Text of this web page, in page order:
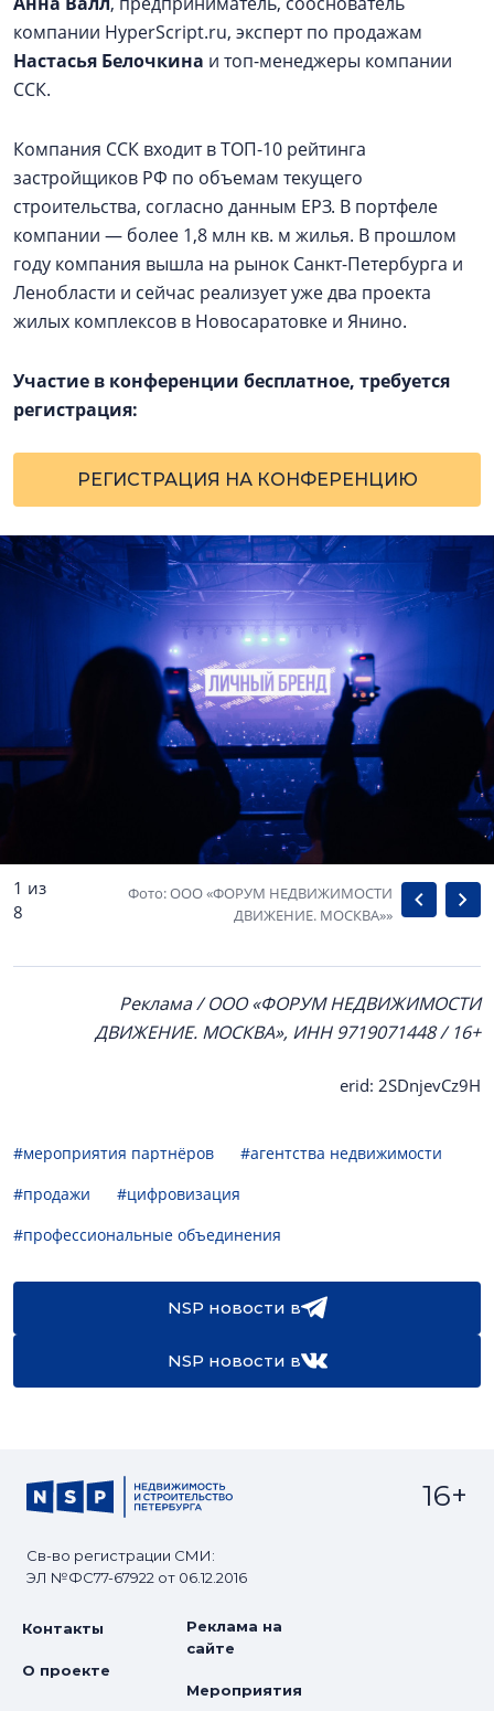
компании HyperScript.ru, эксперт по продажам
Настасья Белочкина и топ-менеджеры компании
ССК.
Компания ССК входит в ТОП-10 рейтинга
застройщиков РФ по объемам текущего
строительства, согласно данным ЕРЗ. В портфеле
компании — более 1,8 млн кв. м жилья. В прошлом
году компания вышла на рынок Санкт-Петербурга и
Ленобласти и сейчас реализует уже два проекта
жилых комплексов в Новосаратовке и Янино.
Участие в конференции бесплатное, требуется
регистрация:
РЕГИСТРАЦИЯ НА КОНФЕРЕНЦИЮ
1 из
8
Фото: ООО «ФОРУМ НЕДВИЖИМОСТИ
ДВИЖЕНИЕ. МОСКВА»»
Реклама / ООО «ФОРУМ НЕДВИЖИМОСТИ
ДВИЖЕНИЕ. МОСКВА», ИНН 9719071448 / 16+
erid: 2SDnjevCz9H
#мероприятия партнёров
#агентства недвижимости
#продажи
#цифровизация
#профессиональные объединения
NSP новости в
NSP новости в
Св-во регистрации СМИ:
ЭЛ №ФС77-67922 от 06.12.2016
16+
Контакты
О проекте
Реклама на
сайте
Мероприятия